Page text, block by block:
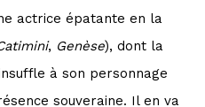
actrice épatante en la
, Genèse), dont la
à son personnage
souveraine. Il en va